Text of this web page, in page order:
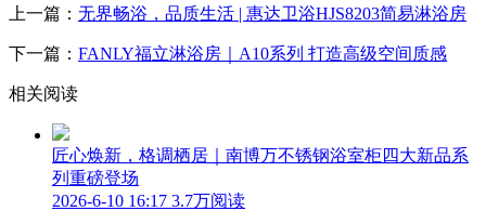
上一篇： 无界畅浴，品质生活 | 惠达卫浴HJS8203简易淋浴房
下一篇： FANLY福立淋浴房｜A10系列 打造高级空间质感
相关阅读
匠心焕新，格调栖居｜南博万不锈钢浴室柜四大新品系
列重磅登场
2026-6-10 16:17 3.7万阅读